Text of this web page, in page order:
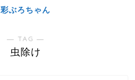
彩ぶろちゃん
― TAG ―
虫除け